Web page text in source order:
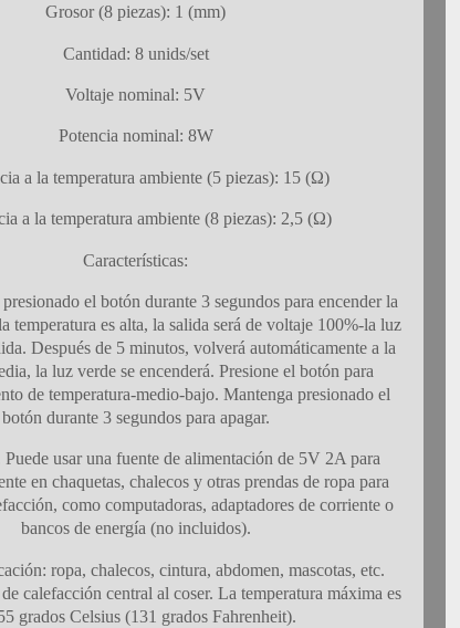
Grosor (8 piezas): 1 (mm)
Cantidad: 8 unids/set
Voltaje nominal: 5V
Potencia nominal: 8W
a la temperatura ambiente (5 piezas): 15 (Ω)
a la temperatura ambiente (8 piezas): 2,5 (Ω)
Características:
el botón durante 3 segundos para encender la
temperatura es alta, la salida será de voltaje 100%-la luz
Después de 5 minutos, volverá automáticamente a la
la luz verde se encenderá. Presione el botón para
de temperatura-medio-bajo. Mantenga presionado el
botón durante 3 segundos para apagar.
Puede usar una fuente de alimentación de 5V 2A para
en chaquetas, chalecos y otras prendas de ropa para
como computadoras, adaptadores de corriente o
bancos de energía (no incluidos).
ropa, chalecos, cintura, abdomen, mascotas, etc.
calefacción central al coser. La temperatura máxima es
grados Celsius (131 grados Fahrenheit).